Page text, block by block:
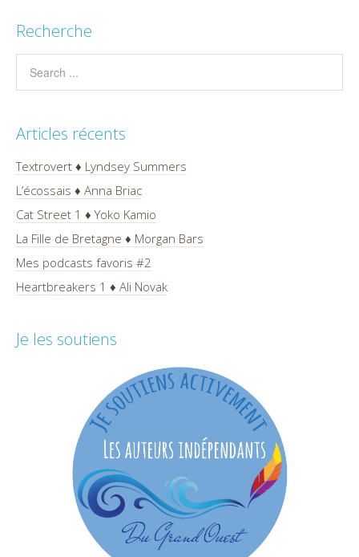
Recherche
Articles récents
Textrovert ♦ Lyndsey Summers
L’écossais ♦ Anna Briac
Cat Street 1 ♦ Yoko Kamio
La Fille de Bretagne ♦ Morgan Bars
Mes podcasts favoris #2
Heartbreakers 1 ♦ Ali Novak
Je les soutiens